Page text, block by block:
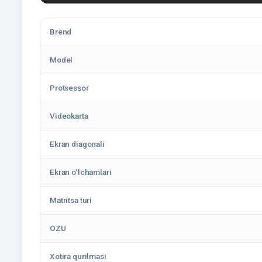
Brend
Model
Protsessor
Videokarta
Ekran diagonali
Ekran o‘lchamlari
Matritsa turi
OZU
Xotira qurilmasi